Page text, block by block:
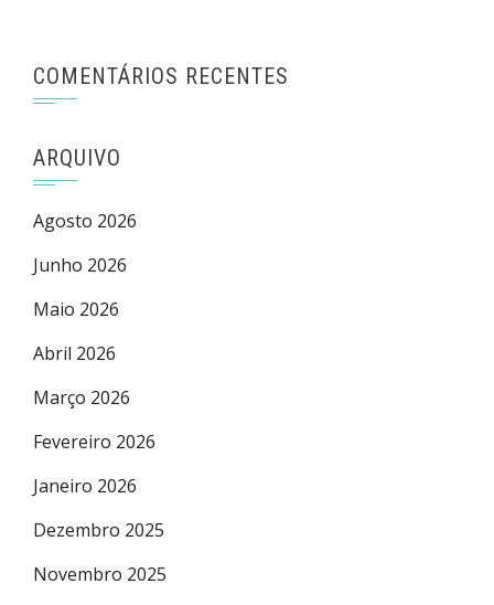
COMENTÁRIOS RECENTES
ARQUIVO
Agosto 2026
Junho 2026
Maio 2026
Abril 2026
Março 2026
Fevereiro 2026
Janeiro 2026
Dezembro 2025
Novembro 2025